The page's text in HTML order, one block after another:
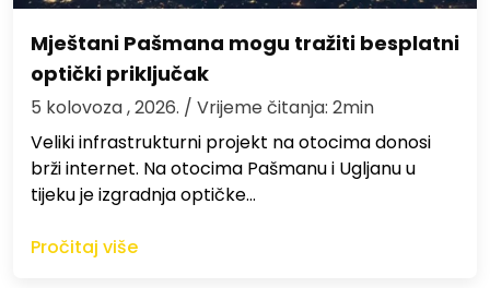
Mještani Pašmana mogu tražiti besplatni
optički priključak
5 kolovoza , 2026. / Vrijeme čitanja: 2min
Veliki infrastrukturni projekt na otocima donosi
brži internet. Na otocima Pašmanu i Ugljanu u
tijeku je izgradnja optičke…
Pročitaj više